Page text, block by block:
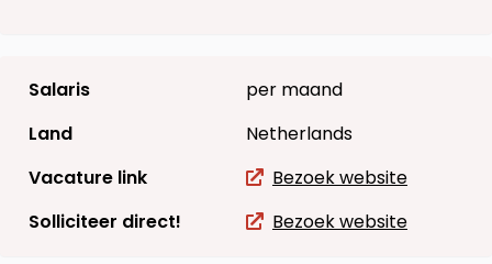
Salaris
per maand
Land
Netherlands
Vacature link
Bezoek website
Solliciteer direct!
Bezoek website